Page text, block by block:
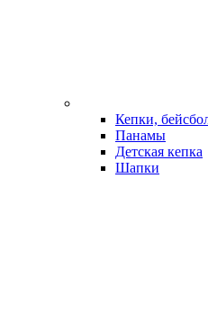
Кепки,
Панамы
Детская кепка
Шапки